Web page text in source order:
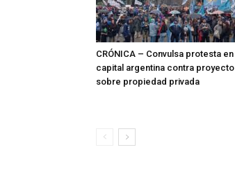
CRÓNICA – Convulsa protesta en
capital argentina contra proyecto
sobre propiedad privada